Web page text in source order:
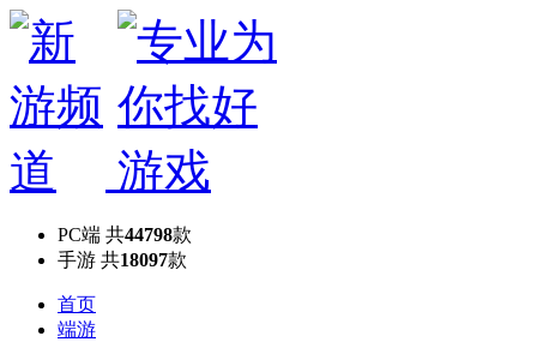
PC端 共44798款
手游 共18097款
首页
端游